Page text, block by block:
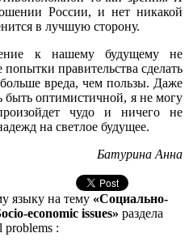
России, и нет никакой
в лучшую сторону.
к нашему будущему не
правительства сделать
вреда, чем пользы. Даже
быть оптимистичной, я не могу
чудо и ничего не
на светлое будущее.
Батурина Анна
языку на тему «Социально-
economic issues» раздела
: